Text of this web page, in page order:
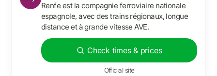
Renfe est la compagnie ferroviaire nationale
espagnole, avec des trains régionaux, longue
distance et à grande vitesse AVE.
Check times & prices
Official site